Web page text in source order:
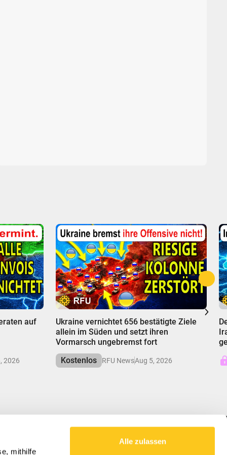
mithilfe
Alle zulassen
auf
2026
Ukraine vernichtet 656 bestätigte Ziele
allein im Süden und setzt ihren
Vormarsch ungebremst fort
Kostenlos
RFU NewsAug 5, 2026